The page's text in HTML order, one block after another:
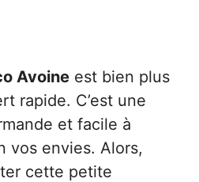
Avoine est bien plus
rapide. C’est une
et facile à
vos envies. Alors,
cette petite